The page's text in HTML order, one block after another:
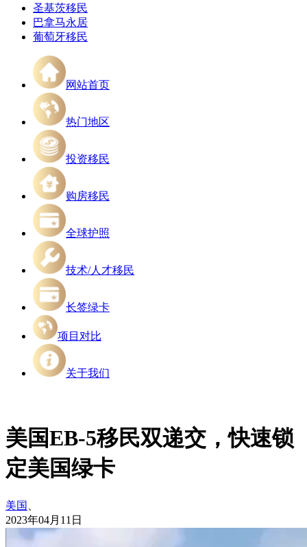
圣基茨移民
巴拿马永居
葡萄牙移民
网站首页
热门地区
投资移民
购房移民
全球护照
技术/人才移民
长签绿卡
项目对比
关于我们
美国EB-5移民双递交，快速锁
定美国绿卡
美国
2023年04月11日